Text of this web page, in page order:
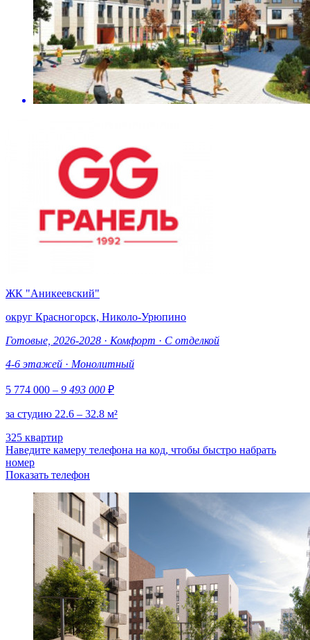
ЖК "Аникеевский"
округ Красногорск, Николо-Урюпино
Готовые, 2026-2028 · Комфорт · С отделкой
4-6 этажей · Монолитный
5 774 000 – 9 493 000 ₽
за студию 22.6 – 32.8 м²
325 квартир
Наведите камеру телефона на код, чтобы быстро набрать
номер
Показать телефон